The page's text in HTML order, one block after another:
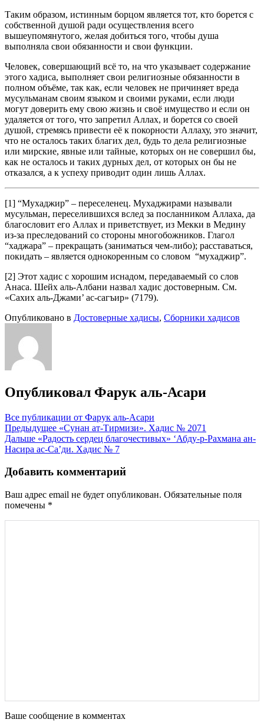
Таким образом, истинным борцом является тот, кто борется с
собственной душой ради осуществления всего
вышеупомянутого, желая добиться того, чтобы душа
выполняла свои обязанности и свои функции.
Человек, совершающий всё то, на что указывает содержание
этого хадиса, выполняет свои религиозные обязанности в
полном объёме, так как, если человек не причиняет вреда
мусульманам своим языком и своими руками, если люди
могут доверить ему свою жизнь и своё имущество и если он
удаляется от того, что за­претил Аллах, и борется со своей
душой, стремясь привести её к покорности Аллаху, это значит,
что не осталось таких благих дел, будь то дела религиозные
или мирские, явные или тайные, кото­рых он не совершил бы,
как не осталось и таких дурных дел, от которых он бы не
отказался, а к успеху приводит один лишь Ал­лах.
[1] “Мухаджир” – переселенец. Мухаджирами называли
мусульман, переселившихся вслед за посланником Аллаха, да
благословит его Аллах и приветствует, из Мекки в Медину
из-за преследований со стороны многобожников. Глагол
“хаджара” – прекращать (заниматься чем-либо); расставаться,
покидать – является однокоренным со словом “мухаджир”.
[2] Этот хадис с хорошим иснадом, передаваемый со слов
Анаса. Шейх аль-Албани назвал хадис достоверным. См.
«Сахих аль-Джами’ ас-сагъир» (7179).
Опубликовано в Достоверные хадисы, Сборники хадисов
Опубликовал Фарук аль-Асари
Все публикации от Фарук аль-Асари
Навигация
по
Предыдущее «Сунан ат-Тирмизи». Хадис № 2071
Дальше «Радость сердец благочестивых» ‘Абду-р-Рахмана ан-
Насира ас-Са’ди. Хадис № 7
Добавить комментарий
Ваш адрес email не будет опубликован. Обязательные поля
помечены *
Ваше сообщение в комментах